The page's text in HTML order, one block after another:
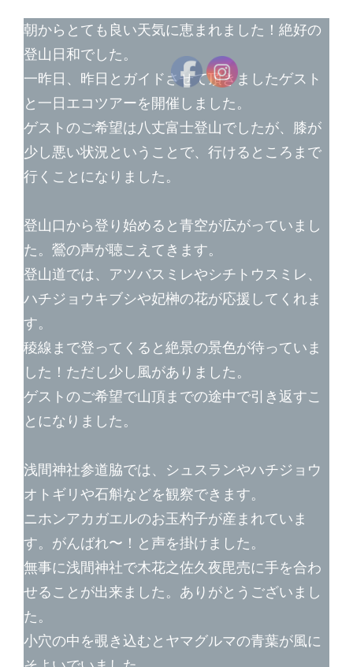
朝からとても良い天気に恵まれました！絶好の
登山日和でした。
一昨日、昨日とガイドさせて頂きましたゲスト
と一日エコツアーを開催しました。
ゲストのご希望は八丈富士登山でしたが、膝が
少し悪い状況ということで、行けるところまで
行くことになりました。
登山口から登り始めると青空が広がっていまし
た。鶯の声が聴こえてきます。
登山道では、アツバスミレやシチトウスミレ、
ハチジョウキブシや妃榊の花が応援してくれま
す。
稜線まで登ってくると絶景の景色が待っていま
した！ただし少し風がありました。
ゲストのご希望で山頂までの途中で引き返すこ
とになりました。
浅間神社参道脇では、シュスランやハチジョウ
オトギリや石斛などを観察できます。
ニホンアカガエルのお玉杓子が産まれていま
す。がんばれ〜！と声を掛けました。
無事に浅間神社で木花之佐久夜毘売に手を合わ
せることが出来ました。ありがとうございまし
た。
小穴の中を覗き込むとヤマグルマの青葉が風に